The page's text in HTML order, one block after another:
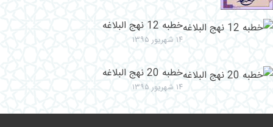
خطبه 12 نهج البلاغه
۱۴ شهریور ۱۳۹۵
خطبه 20 نهج البلاغه
۱۴ شهریور ۱۳۹۵